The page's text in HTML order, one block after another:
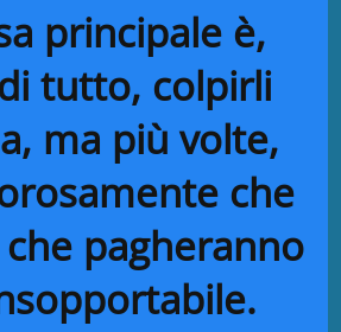
principale è,
tutto, colpirli
ma più volte,
che
pagheranno